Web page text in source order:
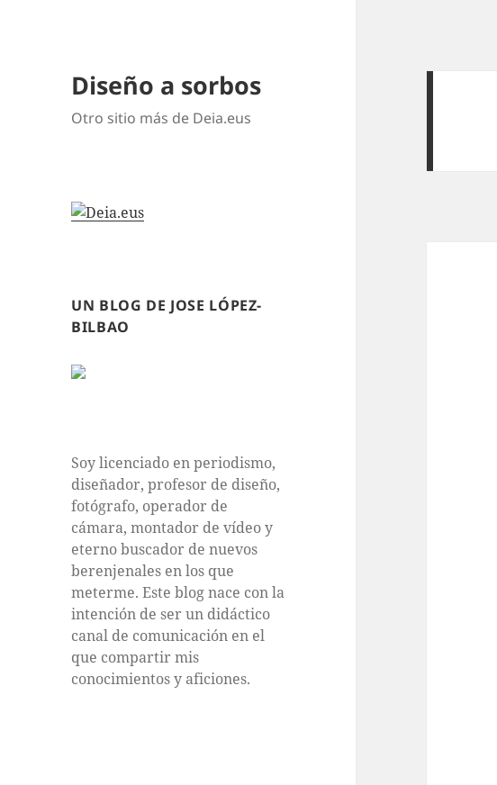
Diseño a sorbos
Otro sitio más de Deia.eus
UN BLOG DE JOSE LÓPEZ-
BILBAO
Soy licenciado en periodismo,
diseñador, profesor de diseño,
fotógrafo, operador de
cámara, montador de vídeo y
eterno buscador de nuevos
berenjenales en los que
meterme. Este blog nace con la
intención de ser un didáctico
canal de comunicación en el
que compartir mis
conocimientos y aficiones.